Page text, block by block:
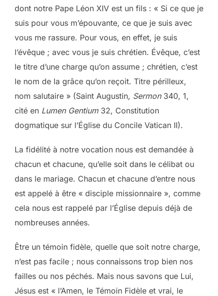
dont notre Pape Léon XIV est un fils : « Si ce que je
suis pour vous m’épouvante, ce que je suis avec
vous me rassure. Pour vous, en effet, je suis
l’évêque ; avec vous je suis chrétien. Évêque, c’est
le titre d’une charge qu’on assume ; chrétien, c’est
le nom de la grâce qu’on reçoit. Titre périlleux,
nom salutaire » (Saint Augustin, Sermon340, 1,
cité en Lumen Gentium32, Constitution
dogmatique sur l’Église du Concile Vatican II).
La fidélité à notre vocation nous est demandée à
chacun et chacune, qu’elle soit dans le célibat ou
dans le mariage. Chacun et chacune d’entre nous
est appelé à être « disciple missionnaire », comme
cela nous est rappelé par l’Église depuis déjà de
nombreuses années.
Être un témoin fidèle, quelle que soit notre charge,
n’est pas facile ; nous connaissons trop bien nos
failles ou nos péchés. Mais nous savons que Lui,
Jésus est « l’Amen, le Témoin Fidèle et vrai, le